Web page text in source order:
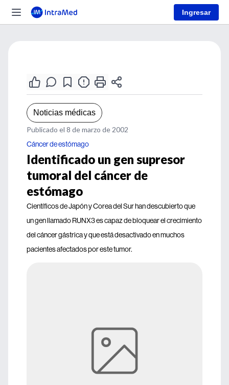
Ingresar
Noticias médicas
Publicado el 8 de marzo de 2002
Cáncer de estómago
Identificado un gen supresor
tumoral del cáncer de
estómago
Científicos de Japón y Corea del Sur han descubierto que
un gen llamado RUNX3 es capaz de bloquear el crecimiento
del cáncer gástrica y que está desactivado en muchos
pacientes afectados por este tumor.